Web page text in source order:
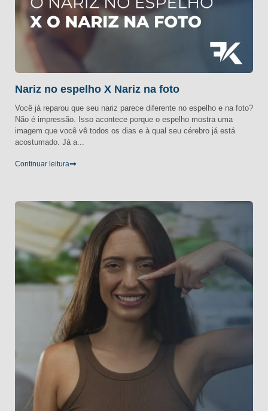
Nariz no espelho X Nariz na foto
Você já reparou que seu nariz parece diferente no espelho e na foto?
Não é impressão. Isso acontece porque o espelho mostra uma
imagem que você vê todos os dias e à qual seu cérebro já está
acostumado. Já a...
Continuar leitura